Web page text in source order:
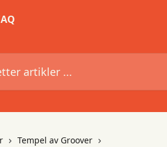
...
Tempel av Groover